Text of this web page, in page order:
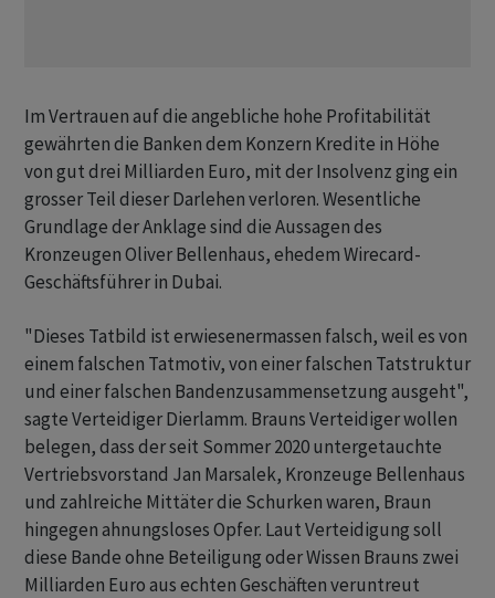
Im Vertrauen auf die angebliche hohe Profitabilität
gewährten die Banken dem Konzern Kredite in Höhe
von gut drei Milliarden Euro, mit der Insolvenz ging ein
grosser Teil dieser Darlehen verloren. Wesentliche
Grundlage der Anklage sind die Aussagen des
Kronzeugen Oliver Bellenhaus, ehedem Wirecard-
Geschäftsführer in Dubai.
"Dieses Tatbild ist erwiesenermassen falsch, weil es von
einem falschen Tatmotiv, von einer falschen Tatstruktur
und einer falschen Bandenzusammensetzung ausgeht",
sagte Verteidiger Dierlamm. Brauns Verteidiger wollen
belegen, dass der seit Sommer 2020 untergetauchte
Vertriebsvorstand Jan Marsalek, Kronzeuge Bellenhaus
und zahlreiche Mittäter die Schurken waren, Braun
hingegen ahnungsloses Opfer. Laut Verteidigung soll
diese Bande ohne Beteiligung oder Wissen Brauns zwei
Milliarden Euro aus echten Geschäften veruntreut